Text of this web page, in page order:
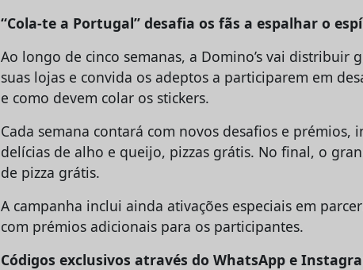
“Cola-te a Portugal” desafia os fãs a espalhar o
Ao longo de cinco semanas, a Domino’s vai distribuir
suas lojas e convida os adeptos a participarem em
e como devem colar os stickers.
Cada semana contará com novos desafios e prémios,
delícias de alho e queijo, pizzas grátis. No final, o
de pizza grátis.
A campanha inclui ainda ativações especiais em
com prémios adicionais para os participantes.
Códigos exclusivos através do WhatsApp e